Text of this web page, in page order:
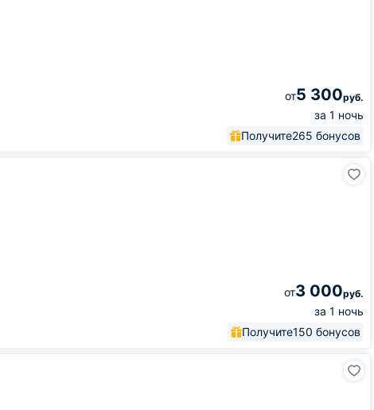
от5 300руб.
за 1 ночь
Получите265 бонусов
от3 000руб.
за 1 ночь
Получите150 бонусов